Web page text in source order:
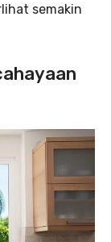
semakin